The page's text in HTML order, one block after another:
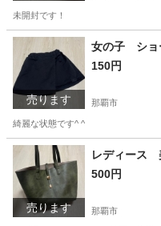
未開封です！
沖縄 那覇市 生活雑貨
売ります
女の子 ショ
150円
那覇市
綺麗な状態です^ ^
沖縄 那覇市 キッズ用品
売ります
レディース
500円
那覇市